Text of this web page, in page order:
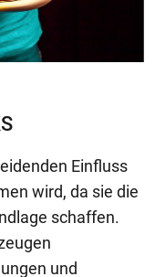
Einfluss
wird, da sie die
schaffen.
und